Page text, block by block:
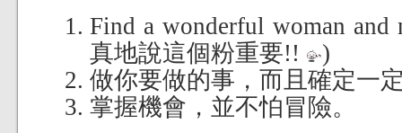
Find a wonderful woman
真地說這個粉重要!!
)
做你要做的事，而且確定一
掌握機會，並不怕冒險。